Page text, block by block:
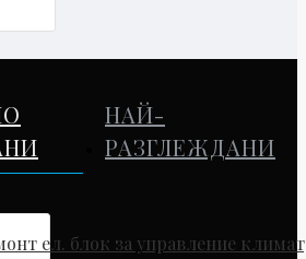
НАЙ-
РАЗГЛЕЖДАНИ
ел. блок за управление